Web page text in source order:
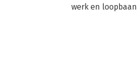
werk en loopbaan